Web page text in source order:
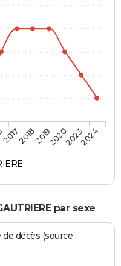
201720182019202020232024
par sexe
décès (source :